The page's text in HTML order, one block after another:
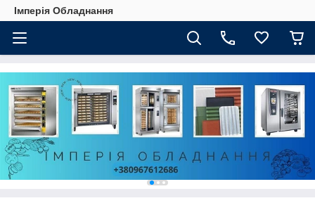
Імперія Обладнання